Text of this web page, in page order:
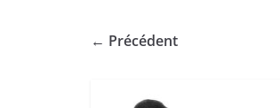
← Précédent